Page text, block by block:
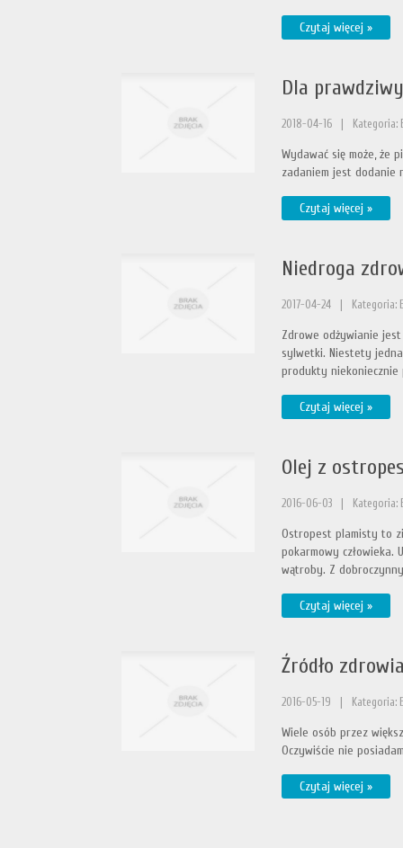
Czytaj więcej »
Dla
2018-04-16 Kategoria:
Wydawać się może, że
zadaniem jest dodanie
Czytaj więcej »
Niedroga
2017-04-24 Kategoria:
Zdrowe odżywianie
sylwetki. Niestety
produkty niekoniecznie
Czytaj więcej »
Olej z
2016-06-03 Kategoria:
Ostropest plamisty to
pokarmowy człowieka.
wątroby. Z
Czytaj więcej »
Źródło
2016-05-19 Kategoria:
Wiele osób przez
Oczywiście nie
Czytaj więcej »